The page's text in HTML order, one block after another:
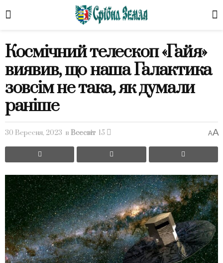
Космічний телескоп «Гайя»
виявив, що наша Галактика
зовсім не така, як думали
раніше
30 Вересня, 2023 в Всесвіт 15 AA